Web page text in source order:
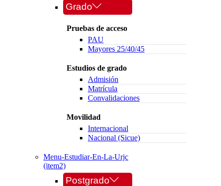
Grado
Pruebas de acceso
PAU
Mayores 25/40/45
Estudios de grado
Admisión
Matrícula
Convalidaciones
Movilidad
Internacional
Nacional (Sicue)
Menu-Estudiar-En-La-Urjc
(item2)
Postgrado